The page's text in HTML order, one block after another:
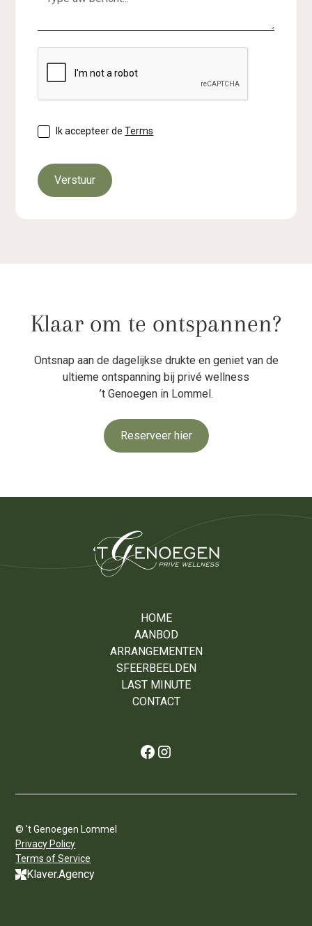
Ik accepteer deTerms
Klaar om te ontspannen?
Ontsnap aan de dagelijkse drukte en geniet van de
ultieme ontspanning bij privé wellness
’t Genoegen in Lommel.
Reserveer hier
HOME
AANBOD
ARRANGEMENTEN
SFEERBEELDEN
LAST MINUTE
CONTACT
© 't Genoegen Lommel
Privacy Policy
Terms of Service
Klaver.Agency